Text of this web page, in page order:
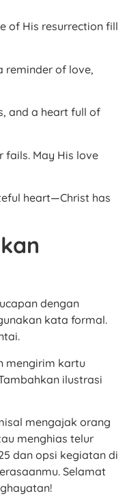
of His resurrection fill
reminder of love,
and a heart full of
fails. May His love
heart—Christ has
dengan
kata formal.
mengirim kartu
ilustrasi
mengajak orang
menghias telur
dan opsi kegiatan di
Selamat